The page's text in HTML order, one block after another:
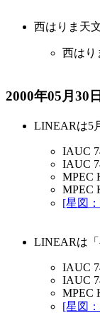
西はりま天
西はり
2000年05月30日
LINEARは5
IAUC
IAUC
MPEC
MPEC
[星図
LINEARは
IAUC
IAUC
MPEC
[星図